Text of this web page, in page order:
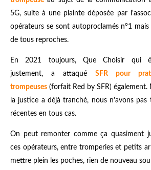
5G, suite à une plainte déposée par
opérateurs se sont autoproclamés n°1
de tous reproches.
En 2021 toujours, Que Choisir qui
justement, a attaqué SFR pour
trompeuses (forfait Red by SFR) également.
la justice a déjà tranché, nous n'avons
récentes en tous cas.
On peut remonter comme ça quasiment
ces opérateurs, entre tromperies et petits
mettre plein les poches, rien de nouveau